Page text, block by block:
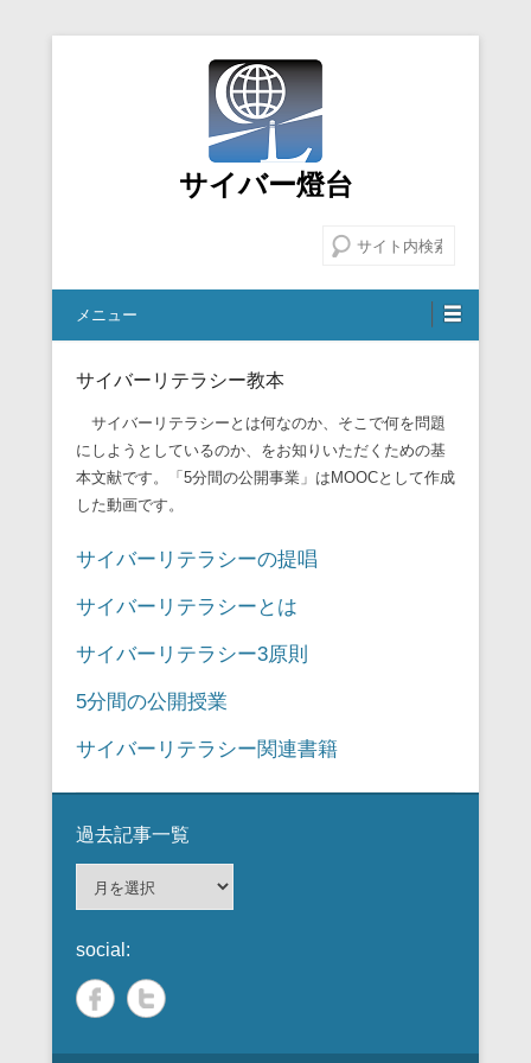
サイバー燈台
メニュー
サイバーリテラシー教本
サイバーリテラシーとは何なのか、そこで何を問題
にしようとしているのか、をお知りいただくための基
本文献です。「 5分間の公開事業」は MOOCとして作成
した動画です。
サイバーリテラシーの提唱
サイバーリテラシーとは
サイバーリテラシー3原則
5分間の公開授業
サイバーリテラシー関連書籍
過去記事一覧
事
一
覧
social: